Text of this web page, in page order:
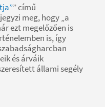
” című
meg, hogy „a
ezt megelőzően is
is, így
és árváik
állami segély